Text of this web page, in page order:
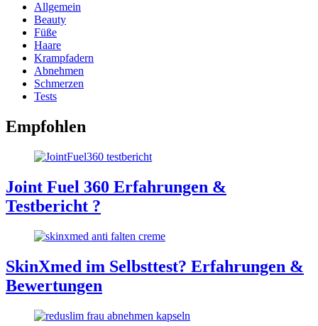
Allgemein
Beauty
Füße
Haare
Krampfadern
Abnehmen
Schmerzen
Tests
Empfohlen
Joint Fuel 360 Erfahrungen &
Testbericht ?
SkinXmed im Selbsttest? Erfahrungen &
Bewertungen